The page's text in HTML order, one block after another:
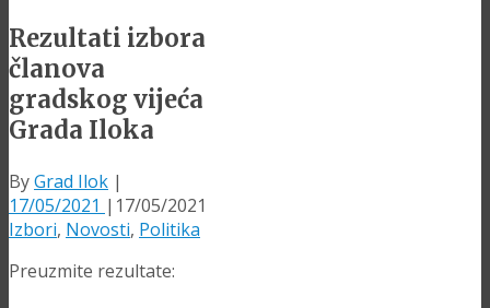
Rezultati izbora
članova
gradskog vijeća
Grada Iloka
ByGrad Ilok |
17/05/2021 | 17/05/2021
Izbori, Novosti, Politika
Preuzmite rezultate: